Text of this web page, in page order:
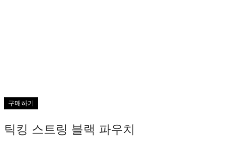
구매하기
틱킹 스트링 블랙 파우치